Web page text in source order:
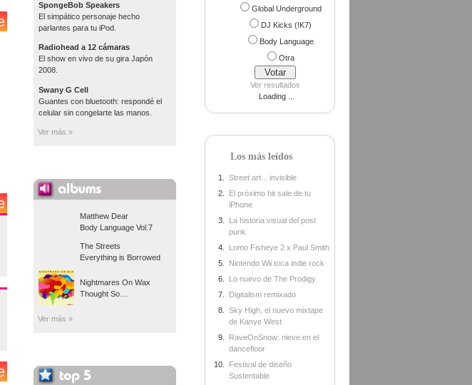
Global Underground
DJ Kicks (!K7)
Body Language
Otra
Ver resultados
Loading ...
Los más leídos
Street art... invisible
El próximo hit sale de tu
iPhone
La historia visual del post
punk
Lomo Fisheye 2 x Paul Smith
Nintendo Wii toca indie rock
Lo nuevo de The Prodigy
Digitalism remixado
Sky High, el nuevo mixtape
de Kanye West
RaveOnSnow: nieve en el
dancefloor
Festival de diseño
Sustentable
SpongeBob Speakers
El simpático personaje hecho
parlantes para tu iPod.
Radiohead a 12 cámaras
El show en vivo de su gira Japón
2008.
Swany G Cell
Guantes con bluetooth: respondé el
celular sin congelarte las manos.
Ver más »
Matthew Dear
Body Language Vol.7
The Streets
Everything is Borrowed
Nightmares On Wax
Thought So…
Ver más »